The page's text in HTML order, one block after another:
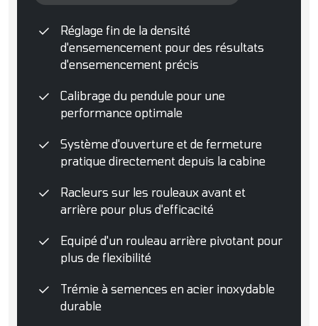
Réglage fin de la densité
d'ensemencement pour des résultats
d'ensemencement précis
Calibrage du pendule pour une
performance optimale
Système d'ouverture et de fermeture
pratique directement depuis la cabine
Racleurs sur les rouleaux avant et
arrière pour plus d'efficacité
Equipé d'un rouleau arrière pivotant pour
plus de flexibilité
Trémie à semences en acier inoxydable
durable